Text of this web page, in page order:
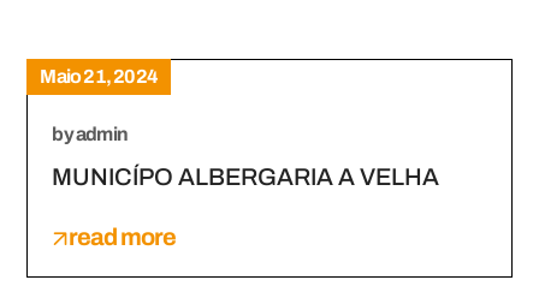
Maio 21, 2024
byadmin
MUNICÍPO ALBERGARIA A VELHA
read more